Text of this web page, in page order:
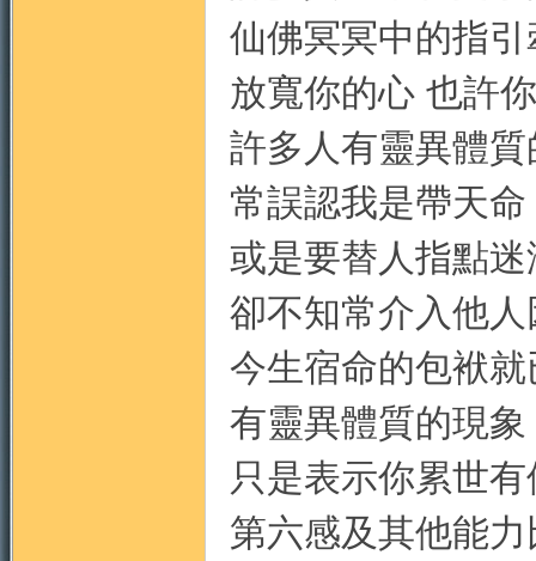
仙佛冥冥中的指
放寬你的心 也許
許多人有靈異體
常誤認我是帶天
或是要替人指點迷
卻不知常介入他
今生宿命的包袱
有靈異體質的現象
只是表示你累世
第六感及其他能